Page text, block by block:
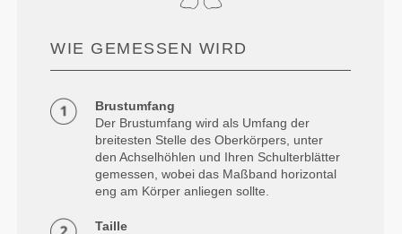
WIE GEMESSEN WIRD
Brustumfang
Der Brustumfang wird als Umfang der
breitesten Stelle des Oberkörpers, unter
den Achselhöhlen und Ihren Schulterblätter
gemessen, wobei das Maßband horizontal
eng am Körper anliegen sollte.
Taille